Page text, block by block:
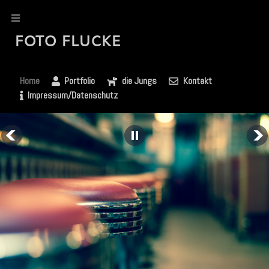
FOTO FLUCKE
Home Portfolio die Jungs
Kontakt
Impressum/Datenschutz